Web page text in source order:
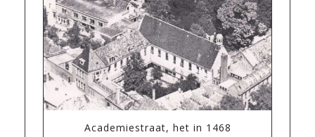
Academiestraat, het in 1468